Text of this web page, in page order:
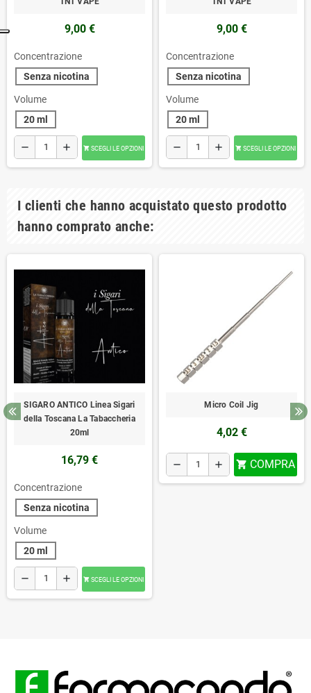
9,00 €
Concentrazione
Senza nicotina
Volume
20 ml
remove add  SCEGLI LE OPZIONI
9,00 €
Concentrazione
Senza nicotina
Volume
20 ml
remove add  SCEGLI LE OPZIONI
I clienti che hanno acquistato questo prodotto
hanno comprato anche:
SIGARO ANTICO Linea Sigari
della Toscana La Tabaccheria
20ml
16,79 €
Concentrazione
Senza nicotina
Volume
20 ml
remove add  SCEGLI LE OPZIONI
Micro Coil Jig
4,02 €
remove add  COMPRA